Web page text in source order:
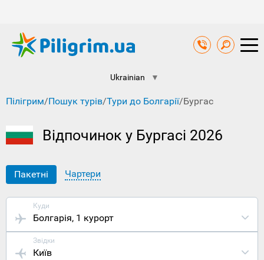
Ukrainian ▼
Пілігрим/Пошук турів/Тури до Болгарії/Бургас
Відпочинок у Бургасі 2026
Пакетні Чартери
Куди
Болгарія, 1 курорт
Звідки
Київ